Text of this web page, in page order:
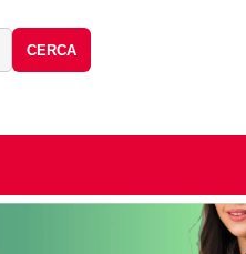
CERCA